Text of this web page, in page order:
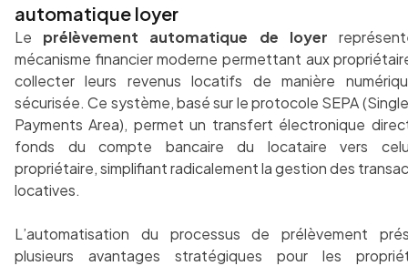
automatique loyer
Le prélèvement automatique de loyer
mécanisme financier moderne permettant aux
collecter leurs revenus locatifs de manière
sécurisée. Ce système, basé sur le protocole SEPA
Payments Area), permet un transfert électronique
fonds du compte bancaire du locataire vers
propriétaire, simplifiant radicalement la gestion des
locatives.
L’automatisation du processus de prélèvement
plusieurs avantages stratégiques pour les